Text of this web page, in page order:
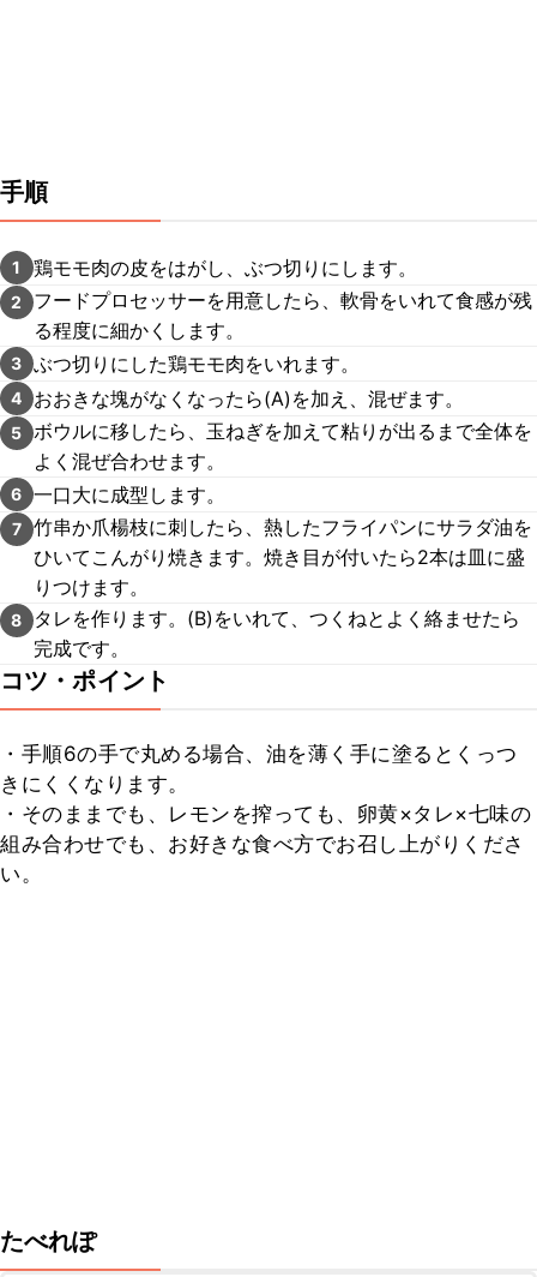
手順
1 鶏モモ肉の皮をはがし、ぶつ切りにします。
2
フードプロセッサーを用意したら、軟骨をいれて食感が残
る程度に細かくします。
3 ぶつ切りにした鶏モモ肉をいれます。
4 おおきな塊がなくなったら(A)を加え、混ぜます。
5 ボウルに移したら、玉ねぎを加えて粘りが出るまで全体を
よく混ぜ合わせます。
6 一口大に成型します。
7 竹串か爪楊枝に刺したら、熱したフライパンにサラダ油を
ひいてこんがり焼きます。焼き目が付いたら2本は皿に盛
りつけます。
8
タレを作ります。(B)をいれて、つくねとよく絡ませたら
完成です。
コツ・ポイント
・手順6の手で丸める場合、油を薄く手に塗るとくっつ
きにくくなります。
・そのままでも、レモンを搾っても、卵黄×タレ×七味の
組み合わせでも、お好きな食べ方でお召し上がりくださ
い。
たべれぽ